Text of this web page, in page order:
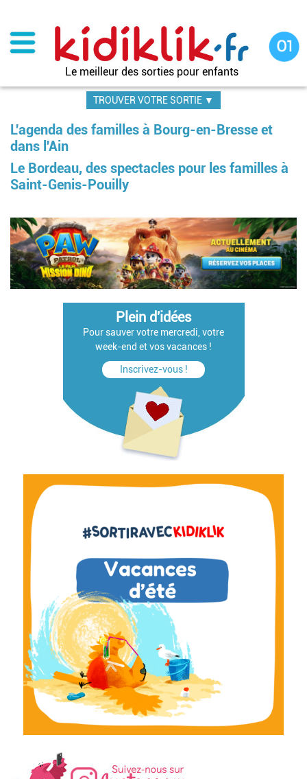
contenu
principal
Le meilleur des sorties pour enfants
TROUVER VOTRE SORTIE ▼
L'agenda des familles à Bourg-en-Bresse et
dans l'Ain
Le Bordeau, des spectacles pour les familles à
Saint-Genis-Pouilly
Plein d'idées
Pour sauver votre mercredi, votre
week-end et vos vacances !
Inscrivez-vous !